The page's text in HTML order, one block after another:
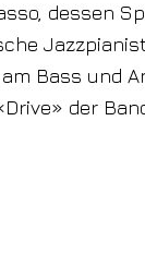
dessen
Bass und
der